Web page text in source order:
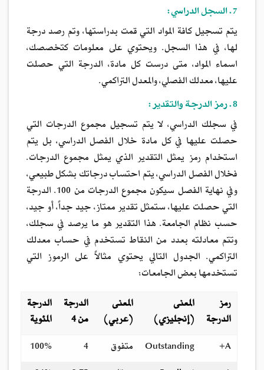
7. السجل الدراسي:
يتم تسجيل كافة المواد التي قمت بدراستها، وتم رصد درجة
لها، في هذا السجل. ويحتوي على معلومات كتخصصك،
اسماء المواد، متى درست كل مادة، الدرجة التي حصلت
عليها، معدلك الفصلي، والمعدل التراكمي.
8. رمز الدرجة والتقدير:
في سجلك الدراسي، لا يتم تسجيل مجموع الدرجات التي
حصلت عليها في كل مادة خلال الفصل الدراسي، بل يتم
استخدام رمز يمثل التقدير الذي يمثل مجموع الدرجات.
فخلال الفصل الدراسي، يتم احتساب درجاتك بشكل طبيعي،
وفي نهاية الفصل سيكون مجموع الدرجات من 100. الدرجة
التي حصلت عليها، ستمثل تقدير ممتاز، جيد جداً، أو جيد،
حسب نظام الجامعة. هذا التقدير هو ما يرصد في سجلك،
وتتم معادلته بعدد من النقاط تستخدم في حساب معدلك
التراكمي. الجدول التالي يحتوي مثالاً على الرموز التي
تستخدمها بعض الجامعات:
رمز
الدرجة
المعنى
(إنجليزي)
المعنى
(عربي)
الدرجة
من 4
الدرجة
المئوية
A+
Outstanding متفوق 4
100%